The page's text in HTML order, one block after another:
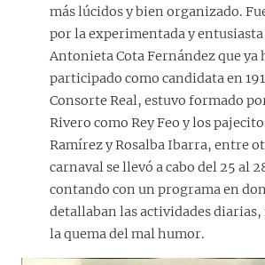
más lúcidos y bien organizado.
por la experimentada y
Antonieta Cota Fernández que ya
participado como candidata en
Consorte Real, estuvo formado
Rivero como Rey Feo y los
Ramírez y Rosalba Ibarra, entre
carnaval se llevó a cabo del 25 al
contando con un programa en
detallaban las actividades
la quema del mal humor.